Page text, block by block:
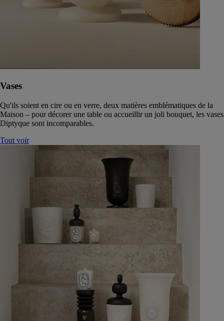
Vases
Qu'ils soient en cire ou en verre, deux matières emblématiques de la
Maison – pour décorer une table ou accueillir un joli bouquet, les vases
Diptyque sont incomparables.
Tout voir